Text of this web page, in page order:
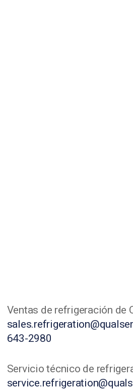
Ventas de refrigeración de
643-2980
Servicio técnico de